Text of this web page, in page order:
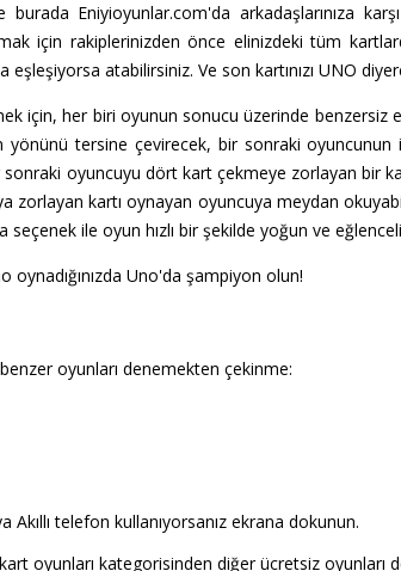
Eniyioyunlar.com'da arkadaşlarınıza
için rakiplerinizden önce elinizdeki tüm
eşleşiyorsa atabilirsiniz. Ve son kartınızı UNO
için, her biri oyunun sonucu üzerinde
yönünü tersine çevirecek, bir sonraki
oyuncuyu dört kart çekmeye zorlayan bir
zorlayan kartı oynayan oyuncuya meydan
seçenek ile oyun hızlı bir şekilde yoğun ve
oynadığınızda Uno'da şampiyon olun!
oyunları denemekten çekinme:
Akıllı telefon kullanıyorsanız ekrana dokunun.
oyunları kategorisinden diğer ücretsiz oyunları